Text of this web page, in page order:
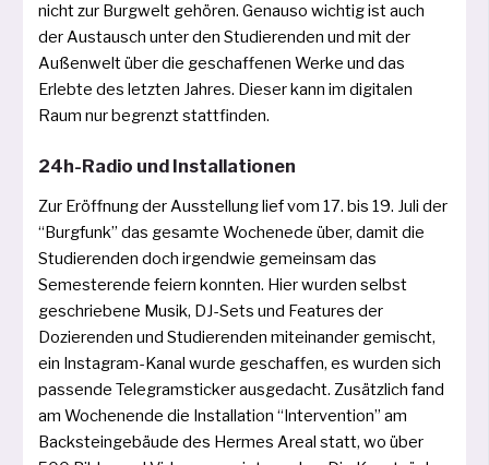
nicht zur Burgwelt gehö­ren. Genauso wich­tig ist auch
der Austausch unter den Studierenden und mit der
Außenwelt über die geschaf­fe­nen Werke und das
Erlebte des letz­ten Jahres. Dieser kann im digi­ta­len
Raum nur begrenzt stattfinden.
24h-Radio und Installationen
Zur Eröffnung der Ausstellung lief vom 17. bis 19. Juli der
“Burgfunk” das gesam­te Wochenede über, damit die
Studierenden doch irgend­wie gemein­sam das
Semesterende fei­ern konn­ten. Hier wur­den selbst
geschrie­be­ne Musik, DJ-Sets und Features der
Dozierenden und Studierenden mit­ein­an­der gemischt,
ein Instagram-Kanal wur­de geschaf­fen, es wur­den sich
pas­sen­de Telegramsticker aus­ge­dacht. Zusätzlich fand
am Wochenende die Installation “Intervention” am
Backsteingebäude des Hermes Areal statt, wo über